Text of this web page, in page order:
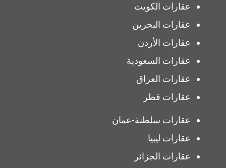
عقارات الكويت
عقارات البحرين
عقارات الأردن
عقارات السعودية
عقارات العراق
عقارات قطر
عقارات سلطنة-عمان
عقارات ليبيا
عقارات الجزائر